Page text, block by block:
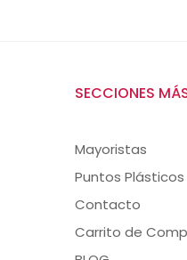
SECCIONES
Mayoristas
Puntos Plásticos
Contacto
Carrito de